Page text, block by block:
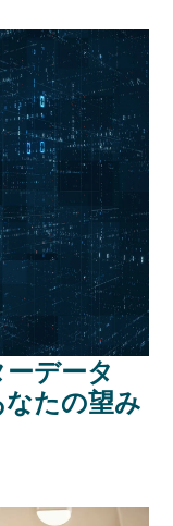
データ
たの望み